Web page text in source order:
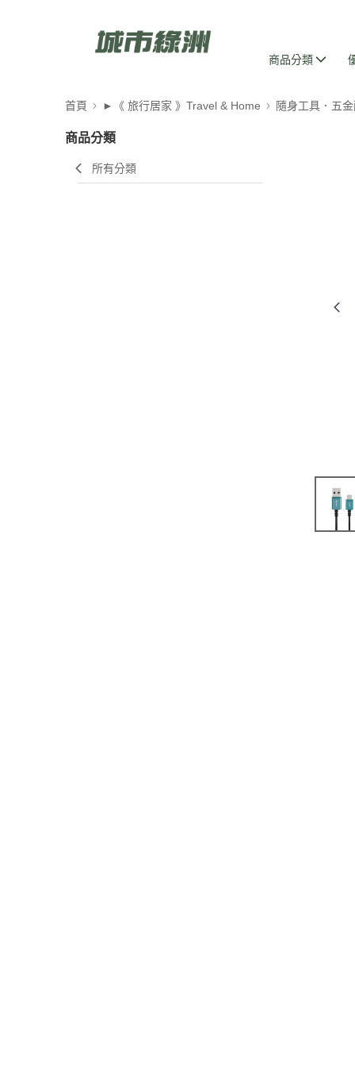
商品分類
首頁 ►《 旅行居家 》Travel & Home 隨身工具．五
商品分類
所有分類